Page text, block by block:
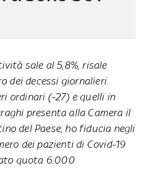
sale al 5,8%, risale
dei decessi giornalieri.
ordinari (-27) e quelli in
presenta alla Camera il
del Paese, ho fiducia negli
dei pazienti di Covid-19
quota 6.000